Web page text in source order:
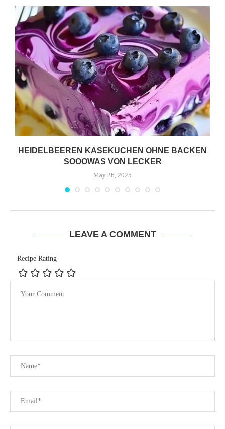
HEIDELBEEREN KASEKUCHEN OHNE BACKEN
SOOOWAS VON LECKER
May 26, 2025
LEAVE A COMMENT
Recipe Rating